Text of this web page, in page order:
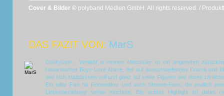
Cover & Bilder © polyband Medien GmbH. All rights reserved. /
DAS FAZIT VON: MarS
Doukyusei - Verliebt in meinen Mitschülerist ein angenehm
romantischer Boys-Love Anime, der auf ausschweifendes Drama und
und sich stattdessen voll und ganz auf seine Figuren und deren
Ein toller Film für Romantiker und auch Shonen-Fans, die endlich
Liebesbeziehung sehen möchten. Ein echtes Highlight ist dabei